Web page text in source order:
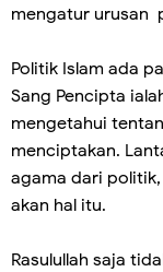
mengatur urusan
Politik Islam ada
Sang Pencipta
mengetahui
menciptakan.
agama dari
akan hal itu.
Rasulullah saja